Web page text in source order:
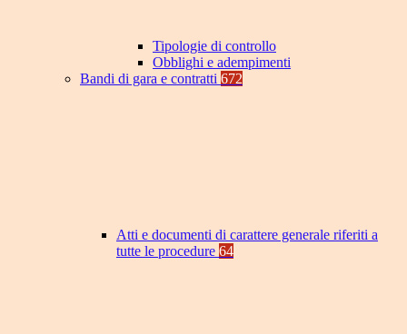
Tipologie di controllo
Obblighi e adempimenti
Bandi di gara e contratti 672
Atti e documenti di carattere generale riferiti a
tutte le procedure 64